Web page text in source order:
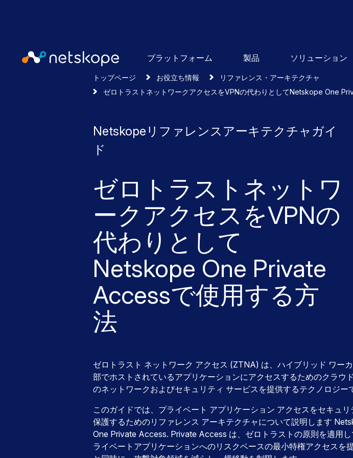
プラットフォーム 製品 ソリューション
トップページ お役立ち情報
リファレンス・アーキテクチャ
ゼロトラストネットワークアクセスをVPNの代わりとしてNetskope One
Netskopeリファレンスアーキテクチャガイ
ド
ゼロトラストネットワ
ークアクセスをVPNの
代わりとして
Netskope One Private
Accessで使用する方
法
ゼロトラスト ネットワーク アクセス (ZTNA) は、ハイブリッド ワー
部でホストされているアプリケーションにアクセスするためのクラウ
のネットワークおよびセキュリティ サービスを提供するテクノロジー
このガイドでは、プライベート アプリケーション アクセスをセキュリ
保護するためのリファレンス アーキテクチャについて説明します
One Private Access. Private Access は、ゼロトラストの原則を適用
ライベートアプリケーションへのリスクベースの最小特権アクセスを